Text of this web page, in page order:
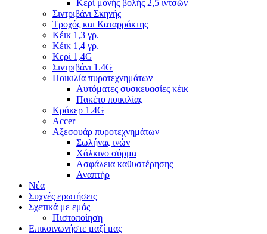
Κερί μονής βολής 2,5 ιντσών
Σιντριβάνι Σκηνής
Τροχός και Καταρράκτης
Κέικ 1,3 γρ.
Κέικ 1,4 γρ.
Κερί 1,4G
Σιντριβάνι 1.4G
Ποικιλία πυροτεχνημάτων
Αυτόματες συσκευασίες κέικ
Πακέτο ποικιλίας
Κράκερ 1.4G
Accer
Αξεσουάρ πυροτεχνημάτων
Σωλήνας ινών
Χάλκινο σύρμα
Ασφάλεια καθυστέρησης
Αναπτήρ
Νέα
Συχνές ερωτήσεις
Σχετικά με εμάς
Πιστοποίηση
Επικοινωνήστε μαζί μας